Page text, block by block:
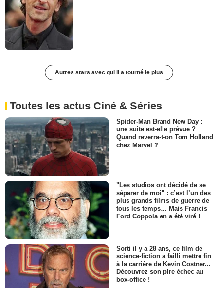
Autres stars avec qui il a tourné le plus
Toutes les actus Ciné & Séries
Spider-Man Brand New Day :
une suite est-elle prévue ?
Quand reverra-t-on Tom Holland
chez Marvel ?
"Les studios ont décidé de se
séparer de moi" : c’est l’un des
plus grands films de guerre de
tous les temps… Mais Francis
Ford Coppola en a été viré !
Sorti il y a 28 ans, ce film de
science-fiction a failli mettre fin
à la carrière de Kevin Costner...
Découvrez son pire échec au
box-office !